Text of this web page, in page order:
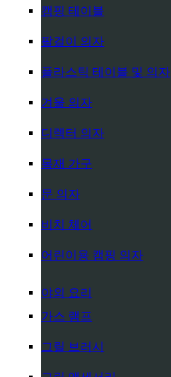
캠핑 테이블
팔걸이 의자
플라스틱 테이블 및 의자
겨울 의자
디렉터 의자
목재 가구
문 의자
비치 체어
어린이용 캠핑 의자
야외 요리
가스 램프
그릴 브러시